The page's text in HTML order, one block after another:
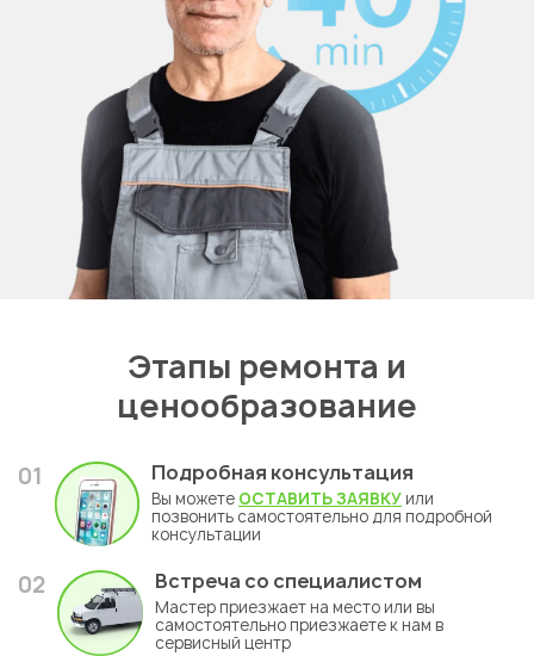
Этапы ремонта и
ценообразование
01 Подробная консультация
Вы можете ОСТАВИТЬ ЗАЯВКУ или
позвонить самостоятельно для подробной
консультации
02 Встреча со специалистом
Мастер приезжает на место или вы
самостоятельно приезжаете к нам в
сервисный центр